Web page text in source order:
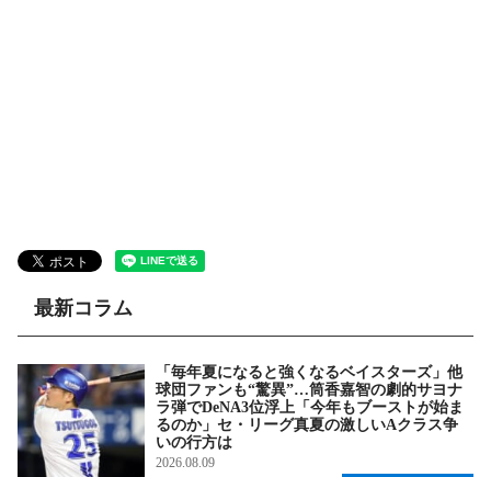
最新コラム
「毎年夏になると強くなるベイスターズ」他
球団ファンも“驚異”…筒香嘉智の劇的サヨナ
ラ弾でDeNA3位浮上「今年もブーストが始ま
るのか」セ・リーグ真夏の激しいAクラス争
いの行方は
2026.08.09